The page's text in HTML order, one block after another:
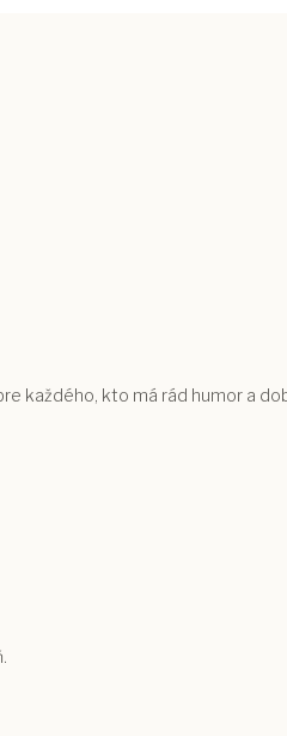
každého, kto má rád humor a